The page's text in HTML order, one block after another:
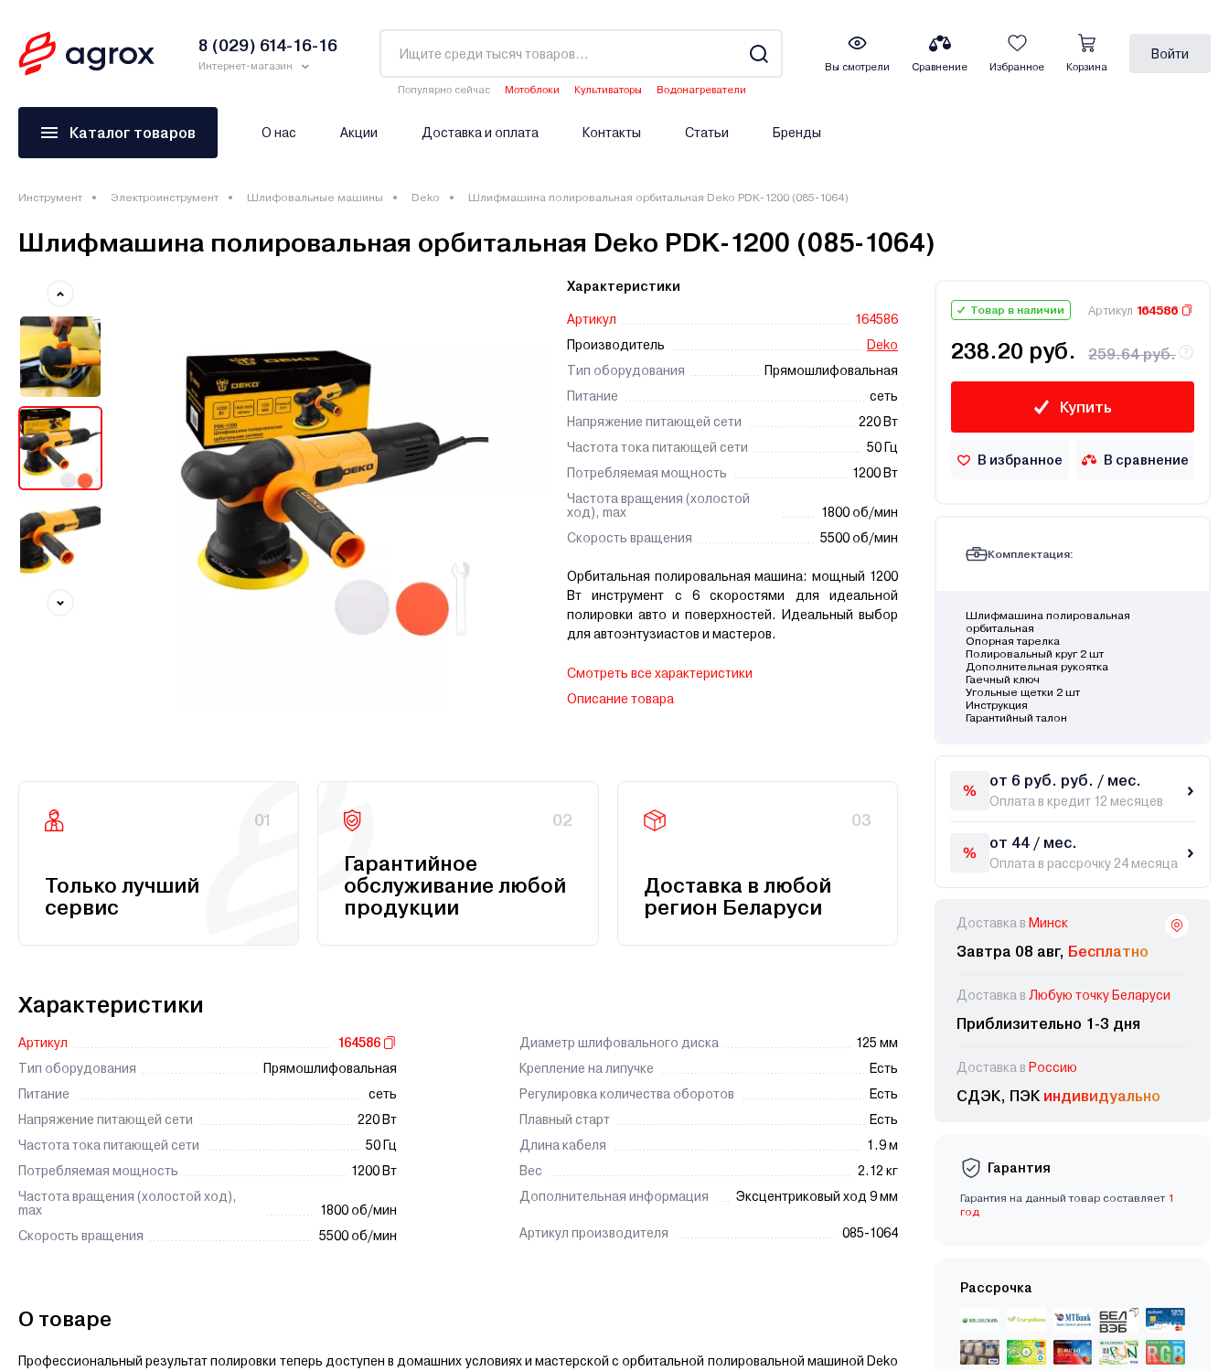
8 (029) 614-16-16
Интернет-магазин
Популярно сейчас Мотоблоки Культиваторы
Водонагреватели
Вы смотрели Сравнение Избранное Корзина
Войти
Каталог товаров О нас Акции Доставка и оплата Контакты Статьи Бренды
Инструмент Электроинструмент Шлифовальные машины Deko Шлифмашина полировальная орбитальная Deko PDK-1200 (085-1064)
Шлифмашина полировальная орбитальная Deko PDK-1200 (085-1064)
Характеристики
Артикул
164586
Производитель
Deko
Тип оборудования
Прямошлифовальная
Питание
сеть
Напряжение питающей сети
220 Вт
Частота тока питающей сети
50 Гц
Потребляемая мощность
1200 Вт
Частота вращения (холостой
ход), max
1800 об/мин
Скорость вращения
5500 об/мин
Орбитальная полировальная машина: мощный 1200
Вт инструмент с 6 скоростями для идеальной
полировки авто и поверхностей. Идеальный выбор
для автоэнтузиастов и мастеров.
Смотреть все характеристики
Описание товара
01
Только лучший
сервис
02
Гарантийное
обслуживание любой
продукции
03
Доставка в любой
регион Беларуси
Характеристики
Артикул
164586
Тип оборудования
Прямошлифовальная
Питание
сеть
Напряжение питающей сети
220 Вт
Частота тока питающей сети
50 Гц
Потребляемая мощность
1200 Вт
Частота вращения (холостой ход),
max
1800 об/мин
Скорость вращения
5500 об/мин
Диаметр шлифовального диска
125 мм
Крепление на липучке
Есть
Регулировка количества оборотов
Есть
Плавный старт
Есть
Длина кабеля
1.9 м
Вес
2.12 кг
Дополнительная информация
Эксцентриковый ход 9 мм
Артикул производителя 085-1064
О товаре
Профессиональный результат полировки теперь доступен в домашних условиях и мастерской с орбитальной полировальной машиной Deko
Товар в наличии Артикул 164586
238.20 руб. 259.64 руб.
Купить
В избранное В сравнение
Комплектация:
Шлифмашина полировальная
орбитальная
Опорная тарелка
Полировальный круг 2 шт
Дополнительная рукоятка
Гаечный ключ
Угольные щетки 2 шт
Инструкция
Гарантийный талон
от 6 руб. руб. / мес.
Оплата в кредит 12 месяцев
от 44 / мес.
Оплата в рассрочку 24 месяца
Доставка в Минск
Завтра 08 авг, Бесплатно
Доставка в Любую точку Беларуси
Приблизительно 1-3 дня
Доставка в Россию
СДЭК, ПЭК индивидуально
Гарантия
Гарантия на данный товар составляет 1
год
Рассрочка